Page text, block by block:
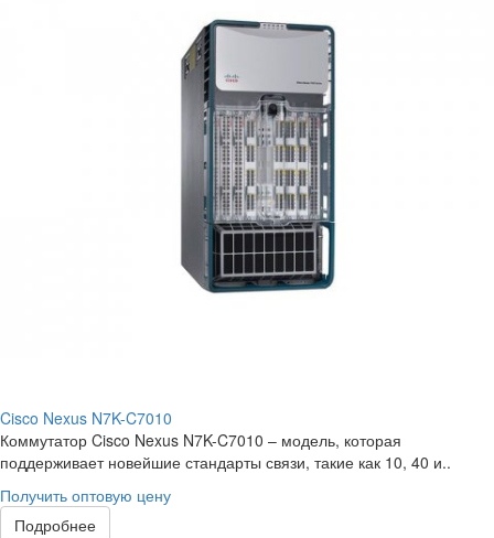
Cisco Nexus N7K-C7010
Коммутатор Cisco Nexus N7K-C7010 – модель, которая
поддерживает новейшие стандарты связи, такие как 10, 40 и..
Получить оптовую цену
Подробнее